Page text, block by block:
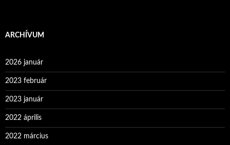
ARCHÍVUM
2026 január
2023 február
2023 január
2022 április
2022 március